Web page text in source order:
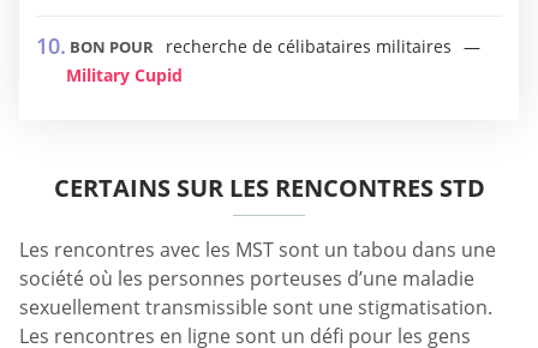
BON POUR
recherche de célibataires militaires
Military Cupid
CERTAINS SUR LES RENCONTRES STD
Les rencontres avec les MST sont un tabou dans une
société où les personnes porteuses d’une maladie
sexuellement transmissible sont une stigmatisation.
Les rencontres en ligne sont un défi pour les gens